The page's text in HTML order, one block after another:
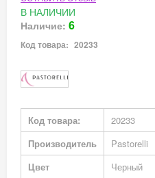
В НАЛИЧИИ
Наличие: 6
Код товара: 20233
Подробная
информация
Код товара:
20233
Производитель
Pastorelli
Цвет
Черный